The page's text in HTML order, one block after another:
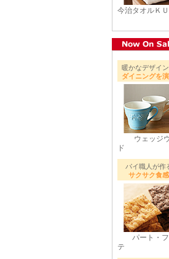
今治タオルＫ
暖かなデザイ
ダイニングを
ウェッジ
ド
パイ職人が作
サクサク食感
パート・フ
テ